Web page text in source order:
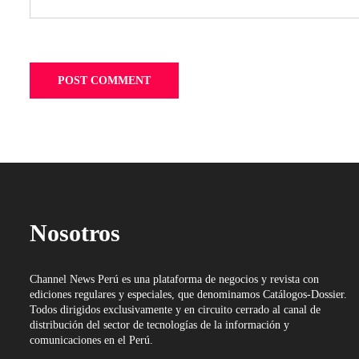
Nosotros
Channel News Perú es una plataforma de negocios y revista con
ediciones regulares y especiales, que denominamos Catálogos-Dossier.
Todos dirigidos exclusivamente y en circuito cerrado al canal de
distribución del sector de tecnologías de la información y
comunicaciones en el Perú.